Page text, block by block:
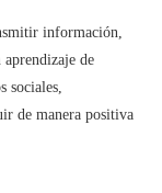
información,
de
sociales,
de manera positiva